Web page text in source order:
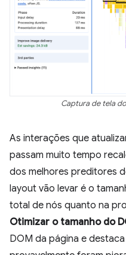
Captura de tela
As interações que
passam muito tempo
dos melhores preditores
layout vão levar é o
total de nós quanto na
Otimizar o tamanho do
DOM da página e